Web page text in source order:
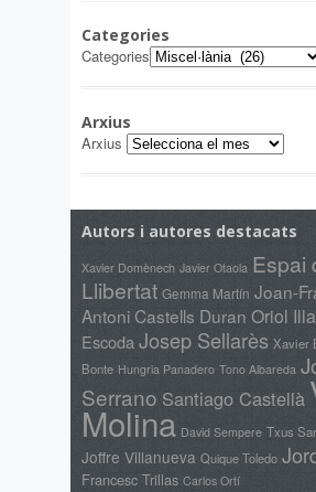
Categories
Categories
Arxius
Arxius
Autors i autores destacats
Xavier Domènech Javier Otaola Espai
Llibertat Gemma Martín Joan-
Antoni Castells Duran Oriol Illa
EscodaJosep Sellarès Xavier
Bonte Hungria Panadero Tono Albareda
Serrano Santiago Castellà
Molina David Sempere Txus
Joffre Villanueva Quique Toledo
Francesc Trillas Carlos Ortí